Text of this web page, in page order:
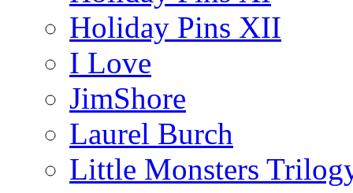
Holiday Pins XII
I Love
JimShore
Laurel Burch
Little Monsters